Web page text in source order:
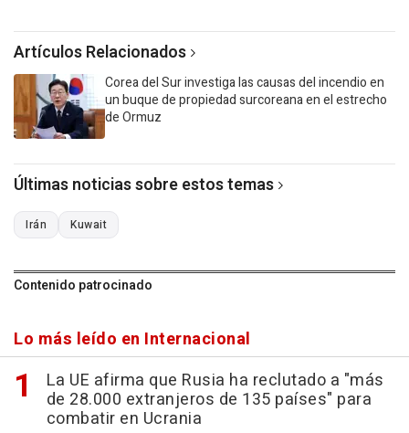
Artículos Relacionados
Corea del Sur investiga las causas del incendio en
un buque de propiedad surcoreana en el estrecho
de Ormuz
Últimas noticias sobre estos temas
Irán Kuwait
Contenido patrocinado
Lo más leído en Internacional
La UE afirma que Rusia ha reclutado a "más
de 28.000 extranjeros de 135 países" para
combatir en Ucrania